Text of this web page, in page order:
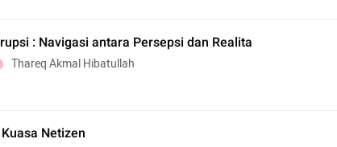
: Navigasi antara Persepsi dan Realita
Thareq Akmal Hibatullah
Netizen